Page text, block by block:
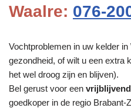
Waalre: 076-
Vochtproblemen in uw kelder
gezondheid, of wilt u een extra
het wel droog zijn en blijven).
Bel gerust voor een
goedkoper in de regio